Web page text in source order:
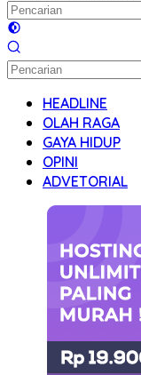
HEADLINE
OLAH RAGA
GAYA HIDUP
OPINI
ADVETORIAL